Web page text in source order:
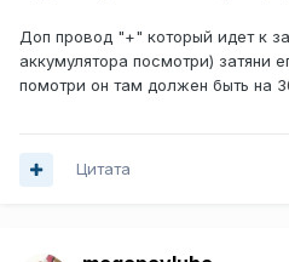
Доп провод "+" который идет к
аккумулятора посмотри) затяни
помотри он там должен быть на
Цитата